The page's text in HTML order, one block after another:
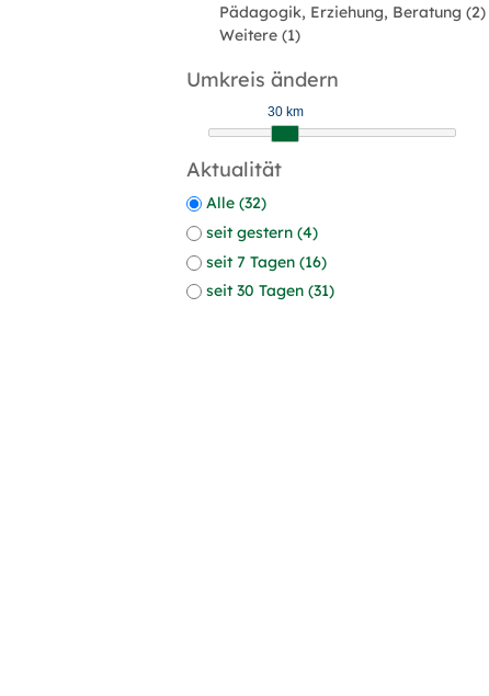
Pädagogik, Erziehung, Beratung (2)
Weitere (1)
Umkreis ändern
30 km
Aktualität
Alle (32)
seit gestern (4)
seit 7 Tagen (16)
seit 30 Tagen (31)